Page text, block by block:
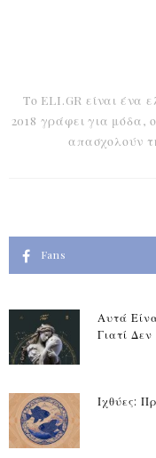
Το ELI.GR είναι ένα
2018 γράφει για μόδα,
απασχολούν
Fans
Αυτά
Γιατί
Ιχθύες: